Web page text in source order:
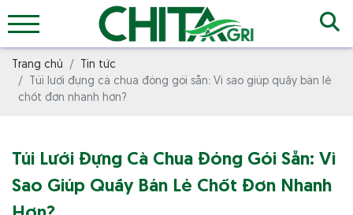
Trang chủ
Tin tức
Túi lưới đựng cà chua đóng gói sẵn: Vì sao giúp quầy bán lẻ
chốt đơn nhanh hơn?
Túi Lưới Đựng Cà Chua Đóng Gói Sẵn: Vì
Sao Giúp Quầy Bán Lẻ Chốt Đơn Nhanh